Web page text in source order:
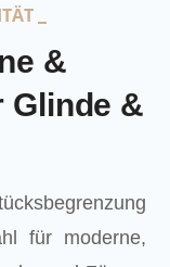
&
Glinde &
für moderne,